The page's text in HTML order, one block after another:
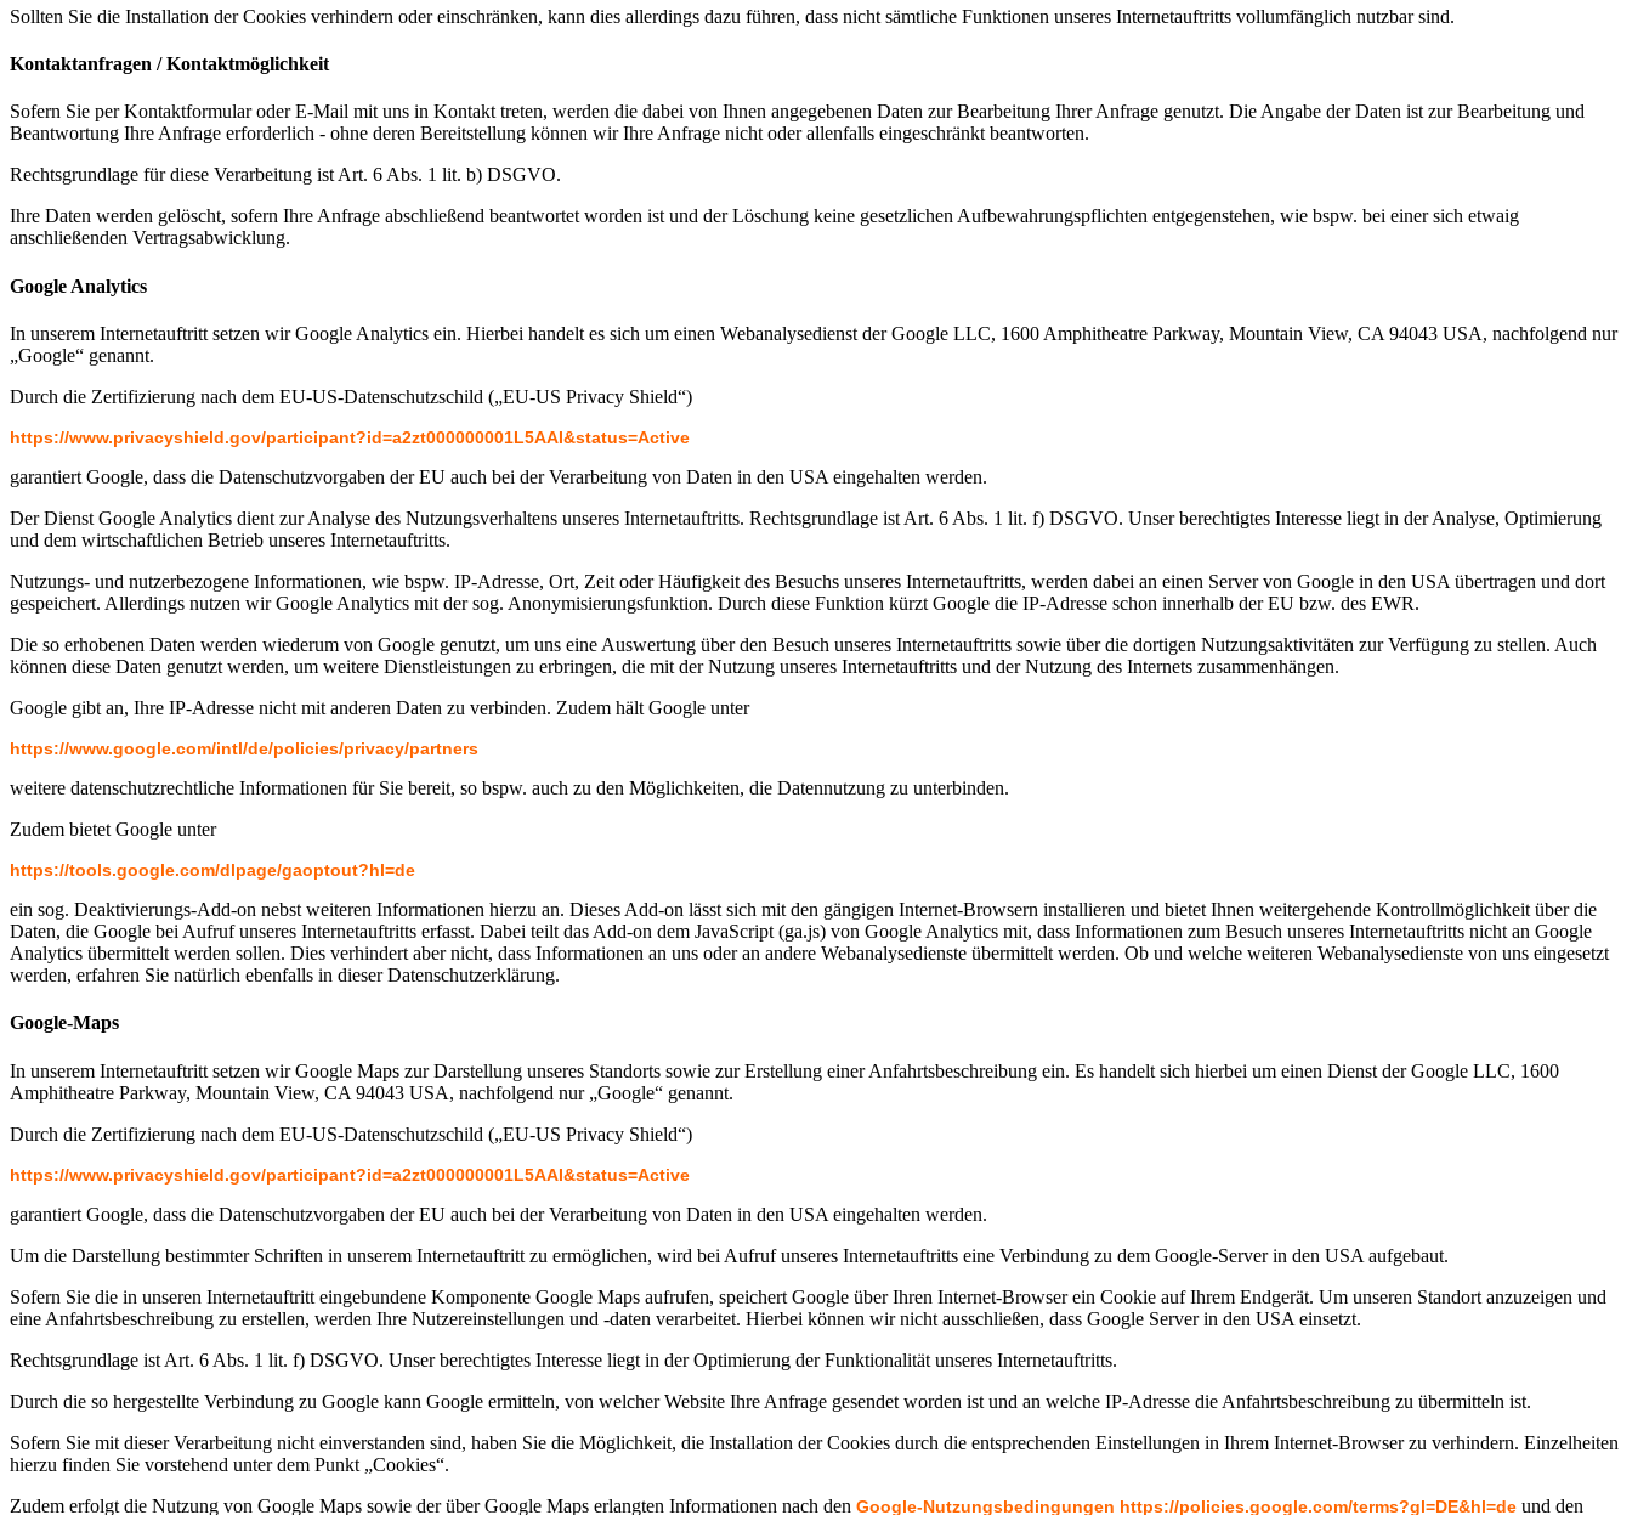
Sollten Sie die Installation der Cookies verhindern oder einschränken, kann dies allerdings dazu führen, dass nicht sämtliche Funktionen unseres Internetauftritts vollumfänglich nutzbar sind.
Kontaktanfragen / Kontaktmöglichkeit
Sofern Sie per Kontaktformular oder E-Mail mit uns in Kontakt treten, werden die dabei von Ihnen angegebenen Daten zur Bearbeitung Ihrer Anfrage genutzt. Die Angabe der Daten ist zur Bearbeitung und
Beantwortung Ihre Anfrage erforderlich - ohne deren Bereitstellung können wir Ihre Anfrage nicht oder allenfalls eingeschränkt beantworten.
Rechtsgrundlage für diese Verarbeitung ist Art. 6 Abs. 1 lit. b) DSGVO.
Ihre Daten werden gelöscht, sofern Ihre Anfrage abschließend beantwortet worden ist und der Löschung keine gesetzlichen Aufbewahrungspflichten entgegenstehen, wie bspw. bei einer sich etwaig
anschließenden Vertragsabwicklung.
Google Analytics
In unserem Internetauftritt setzen wir Google Analytics ein. Hierbei handelt es sich um einen Webanalysedienst der Google LLC, 1600 Amphitheatre Parkway, Mountain View, CA 94043 USA, nachfolgend nur
„Google“ genannt.
Durch die Zertifizierung nach dem EU-US-Datenschutzschild („EU-US Privacy Shield“)
https://www.privacyshield.gov/participant?id=a2zt000000001L5AAI&status=Active
garantiert Google, dass die Datenschutzvorgaben der EU auch bei der Verarbeitung von Daten in den USA eingehalten werden.
Der Dienst Google Analytics dient zur Analyse des Nutzungsverhaltens unseres Internetauftritts. Rechtsgrundlage ist Art. 6 Abs. 1 lit. f) DSGVO. Unser berechtigtes Interesse liegt in der Analyse, Optimierung
und dem wirtschaftlichen Betrieb unseres Internetauftritts.
Nutzungs- und nutzerbezogene Informationen, wie bspw. IP-Adresse, Ort, Zeit oder Häufigkeit des Besuchs unseres Internetauftritts, werden dabei an einen Server von Google in den USA übertragen und dort
gespeichert. Allerdings nutzen wir Google Analytics mit der sog. Anonymisierungsfunktion. Durch diese Funktion kürzt Google die IP-Adresse schon innerhalb der EU bzw. des EWR.
Die so erhobenen Daten werden wiederum von Google genutzt, um uns eine Auswertung über den Besuch unseres Internetauftritts sowie über die dortigen Nutzungsaktivitäten zur Verfügung zu stellen. Auch
können diese Daten genutzt werden, um weitere Dienstleistungen zu erbringen, die mit der Nutzung unseres Internetauftritts und der Nutzung des Internets zusammenhängen.
Google gibt an, Ihre IP-Adresse nicht mit anderen Daten zu verbinden. Zudem hält Google unter
https://www.google.com/intl/de/policies/privacy/partners
weitere datenschutzrechtliche Informationen für Sie bereit, so bspw. auch zu den Möglichkeiten, die Datennutzung zu unterbinden.
Zudem bietet Google unter
https://tools.google.com/dlpage/gaoptout?hl=de
ein sog. Deaktivierungs-Add-on nebst weiteren Informationen hierzu an. Dieses Add-on lässt sich mit den gängigen Internet-Browsern installieren und bietet Ihnen weitergehende Kontrollmöglichkeit über die
Daten, die Google bei Aufruf unseres Internetauftritts erfasst. Dabei teilt das Add-on dem JavaScript (ga.js) von Google Analytics mit, dass Informationen zum Besuch unseres Internetauftritts nicht an Google
Analytics übermittelt werden sollen. Dies verhindert aber nicht, dass Informationen an uns oder an andere Webanalysedienste übermittelt werden. Ob und welche weiteren Webanalysedienste von uns eingesetzt
werden, erfahren Sie natürlich ebenfalls in dieser Datenschutzerklärung.
Google-Maps
In unserem Internetauftritt setzen wir Google Maps zur Darstellung unseres Standorts sowie zur Erstellung einer Anfahrtsbeschreibung ein. Es handelt sich hierbei um einen Dienst der Google LLC, 1600
Amphitheatre Parkway, Mountain View, CA 94043 USA, nachfolgend nur „Google“ genannt.
Durch die Zertifizierung nach dem EU-US-Datenschutzschild („EU-US Privacy Shield“)
https://www.privacyshield.gov/participant?id=a2zt000000001L5AAI&status=Active
garantiert Google, dass die Datenschutzvorgaben der EU auch bei der Verarbeitung von Daten in den USA eingehalten werden.
Um die Darstellung bestimmter Schriften in unserem Internetauftritt zu ermöglichen, wird bei Aufruf unseres Internetauftritts eine Verbindung zu dem Google-Server in den USA aufgebaut.
Sofern Sie die in unseren Internetauftritt eingebundene Komponente Google Maps aufrufen, speichert Google über Ihren Internet-Browser ein Cookie auf Ihrem Endgerät. Um unseren Standort anzuzeigen und
eine Anfahrtsbeschreibung zu erstellen, werden Ihre Nutzereinstellungen und -daten verarbeitet. Hierbei können wir nicht ausschließen, dass Google Server in den USA einsetzt.
Rechtsgrundlage ist Art. 6 Abs. 1 lit. f) DSGVO. Unser berechtigtes Interesse liegt in der Optimierung der Funktionalität unseres Internetauftritts.
Durch die so hergestellte Verbindung zu Google kann Google ermitteln, von welcher Website Ihre Anfrage gesendet worden ist und an welche IP-Adresse die Anfahrtsbeschreibung zu übermitteln ist.
Sofern Sie mit dieser Verarbeitung nicht einverstanden sind, haben Sie die Möglichkeit, die Installation der Cookies durch die entsprechenden Einstellungen in Ihrem Internet-Browser zu verhindern. Einzelheiten
hierzu finden Sie vorstehend unter dem Punkt „Cookies“.
Zudem erfolgt die Nutzung von Google Maps sowie der über Google Maps erlangten Informationen nach den Google-Nutzungsbedingungen https://policies.google.com/terms?gl=DE&hl=de und den